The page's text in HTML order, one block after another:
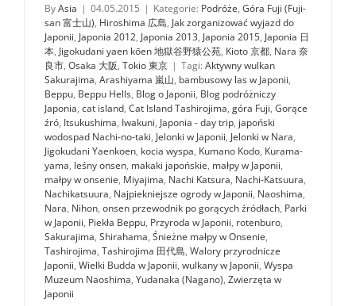
ByAsia | 04.05.2015 | Kategorie: Podróże, Góra Fuji (Fuji-
san 富士山), Hiroshima 広島, Jak zorganizować wyjazd do
Japonii, Japonia 2012, Japonia 2013, Japonia 2015, Japonia 日
本, Jigokudani yaen kōen 地獄谷野猿公苑, Kioto 京都, Nara 奈
良市, Osaka 大阪, Tokio 東京 | Tagi: Aktywny wulkan
Sakurajima, Arashiyama 嵐山, bambusowy las w Japonii,
Beppu, Beppu Hells, Blog o Japonii, Blog podróżniczy
Japonia, cat island, Cat Island Tashirojima, góra Fuji, Gorące
źró, Itsukushima, Iwakuni, Japonia - day trip, japoński
wodospad Nachi-no-taki, Jelonki w Japonii, Jelonki w Nara,
Jigokudani Yaenkoen, kocia wyspa, Kumano Kodo, Kurama-
yama, leśny onsen, makaki japońskie, małpy w Japonii,
małpy w onsenie, Miyajima, Nachi Katsura, Nachi-Katsuura,
Nachikatsuura, Najpiekniejsze ogrody w Japonii, Naoshima,
Nara, Nihon, onsen przewodnik po gorących źródłach, Parki
w Japonii, Piekła Beppu, Przyroda w Japonii, rotenburo,
Sakurajima, Shirahama, Śnieżne małpy w Onsenie,
Tashirojima, Tashirojima 田代島, Walory przyrodnicze
Japonii, Wielki Budda w Japonii, wulkany w Japonii, Wyspa
Muzeum Naoshima, Yudanaka (Nagano), Zwierzęta w
Japonii